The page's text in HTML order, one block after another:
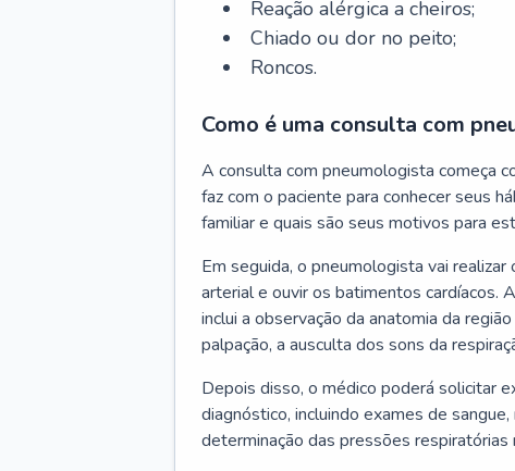
Reação alérgica a cheiros;
Chiado ou dor no peito;
Roncos.
Como é uma consulta com
A consulta com pneumologista começa
faz com o paciente para conhecer seus
familiar e quais são seus motivos para
Em seguida, o pneumologista vai
arterial e ouvir os batimentos cardíacos.
inclui a observação da anatomia da
palpação, a ausculta dos sons da
Depois disso, o médico poderá solicitar
diagnóstico, incluindo exames de
determinação das pressões